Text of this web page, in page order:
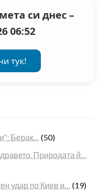
си днес –
06:52
тук!
Берак… (50)
Природата й…
удар по Киев и… (19)